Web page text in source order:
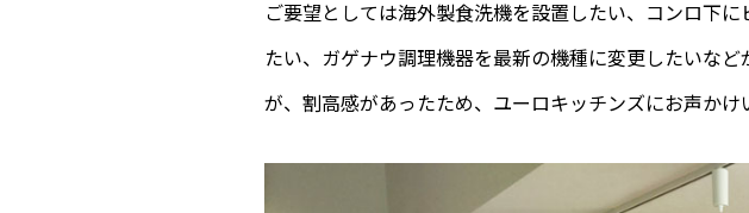
ご要望としては海外製食洗機を設置したい、コンロ下
たい、ガゲナウ調理機器を最新の機種に変更したいな
が、割高感があったため、ユーロキッチンズにお声かけ